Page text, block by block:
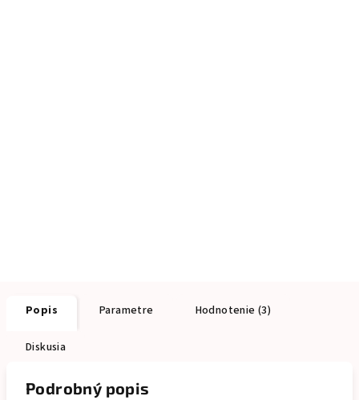
Popis Parametre Hodnotenie (3)
Diskusia
Podrobný popis